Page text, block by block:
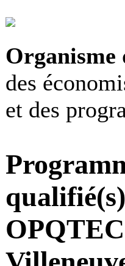
des
et des
qualifié(s)